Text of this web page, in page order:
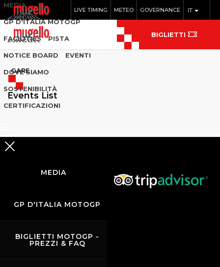
IT
LIVE TIMING METEO GOVERNANCE
MEDIA
GP D'ITALIA MOTOGP
FACILITIES PISTA
NOTICE BOARD EVENTI
DOVE SIAMO
SOSTENIBILITÀ
CERTIFICAZIONI
MEDIA
GP D'ITALIA MOTOGP
BIGLIETTI MOTOGP -
PREZZI & FAQ
BIGLIETTI
GARE
Events List